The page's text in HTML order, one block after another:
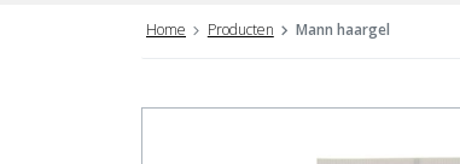
Home Producten Mann haargel